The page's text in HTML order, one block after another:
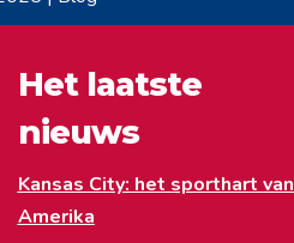
Het laatste
nieuws
Kansas City: het sporthart van
Amerika